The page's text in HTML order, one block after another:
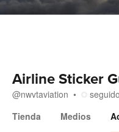
Airline Sticker
@nwvtaviation
Tienda
Medios